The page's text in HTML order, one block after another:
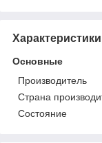
Характеристики
Основные
Производитель
Страна
Состояние